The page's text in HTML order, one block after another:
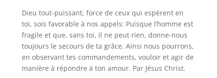
Dieu tout-puissant, force de ceux qui espèrent en
toi, sois favorable à nos appels: Puisque l’homme est
fragile et que, sans toi, il ne peut rien, donne-nous
toujours le secours de ta grâce. Ainsi nous pourrons,
en observant tes commandements, vouloir et agir de
manière à répondre à ton amour. Par Jésus Christ.